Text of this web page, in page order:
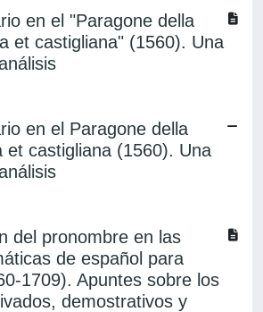
en el "Paragone della
et castigliana" (1560). Una
en el Paragone della
et castigliana (1560). Una
del pronombre en las
de español para
1709). Apuntes sobre los
demostrativos y